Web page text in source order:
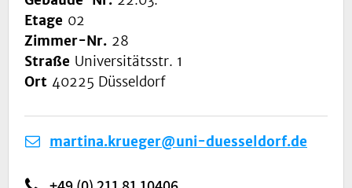
Etage 02
Zimmer-Nr. 28
Straße Universitätsstr. 1
Ort 40225 Düsseldorf
martina.krueger@uni-duesseldorf.de